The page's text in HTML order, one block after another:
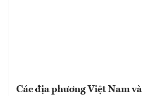
South Wales mở rộng hợp